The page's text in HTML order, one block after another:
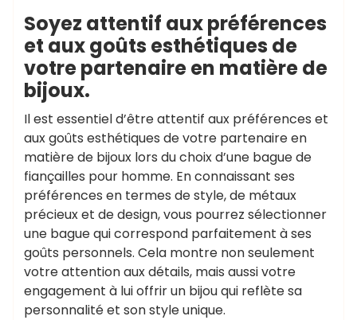
Soyez attentif aux préférences
et aux goûts esthétiques de
votre partenaire en matière de
bijoux.
Il est essentiel d’être attentif aux préférences et
aux goûts esthétiques de votre partenaire en
matière de bijoux lors du choix d’une bague de
fiançailles pour homme. En connaissant ses
préférences en termes de style, de métaux
précieux et de design, vous pourrez sélectionner
une bague qui correspond parfaitement à ses
goûts personnels. Cela montre non seulement
votre attention aux détails, mais aussi votre
engagement à lui offrir un bijou qui reflète sa
personnalité et son style unique.